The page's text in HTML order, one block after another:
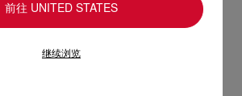
前往 UNITED STATES
继续浏览